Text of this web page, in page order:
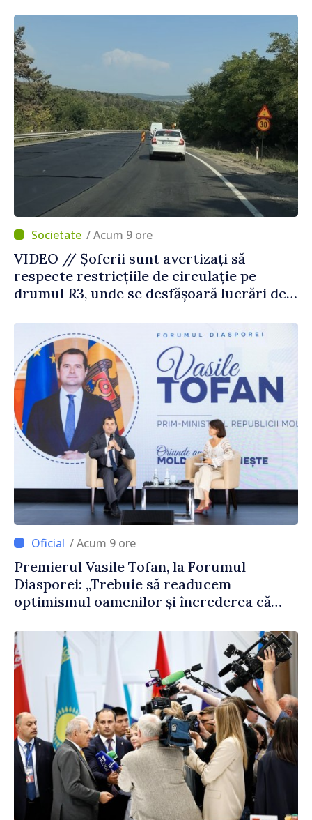
Străinătate
/ Acum 9 ore
VIDEO // Șoferii sunt avertizați să
respecte restricțiile de circulație pe
drumul R3, unde se desfășoară lucrări de
/ Acum 9 ore
Premierul Vasile Tofan, la Forumul
Diasporei: „Trebuie să readucem
optimismul oamenilor și încrederea că
corectă”